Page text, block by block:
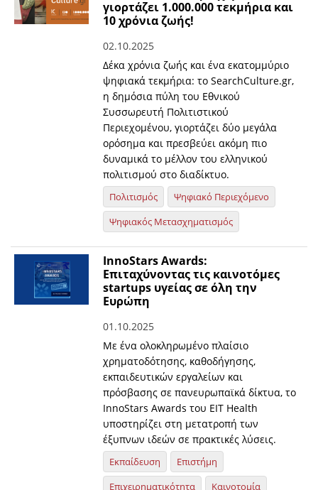
γιορτάζει 1.000.000 τεκμήρια και
10 χρόνια ζωής!
02.10.2025
Δέκα χρόνια ζωής και ένα εκατομμύριο
ψηφιακά τεκμήρια: το SearchCulture.gr,
η δημόσια πύλη του Εθνικού
Συσσωρευτή Πολιτιστικού
Περιεχομένου, γιορτάζει δύο μεγάλα
ορόσημα και πρεσβεύει ακόμη πιο
δυναμικά το μέλλον του ελληνικού
πολιτισμού στο διαδίκτυο.
Πολιτισμός
Ψηφιακό Περιεχόμενο
Ψηφιακός Μετασχηματισμός
InnoStars Awards:
Επιταχύνοντας τις καινοτόμες
startups υγείας σε όλη την
Ευρώπη
01.10.2025
Με ένα ολοκληρωμένο πλαίσιο
χρηματοδότησης, καθοδήγησης,
εκπαιδευτικών εργαλείων και
πρόσβασης σε πανευρωπαϊκά δίκτυα, το
InnoStars Awards του EIT Health
υποστηρίζει στη μετατροπή των
έξυπνων ιδεών σε πρακτικές λύσεις.
Εκπαίδευση
Επιστήμη
Επιχειρηματικότητα
Καινοτομία